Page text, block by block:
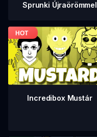
Sprunki Újraörömmel
Incredibox Mustár